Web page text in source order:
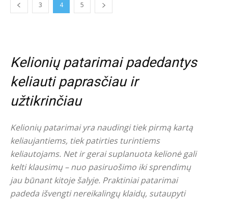
3 4 5
Kelionių patarimai padedantys
keliauti paprasčiau ir
užtikrinčiau
Kelionių patarimai yra naudingi tiek pirmą kartą
keliaujantiems, tiek patirties turintiems
keliautojams. Net ir gerai suplanuota kelionė gali
kelti klausimų – nuo pasiruošimo iki sprendimų
jau būnant kitoje šalyje. Praktiniai patarimai
padeda išvengti nereikalingų klaidų, sutaupyti